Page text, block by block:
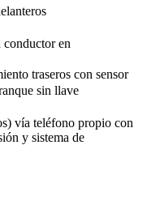
conductor en
traseros con sensor
sin llave
vía teléfono propio con
y sistema de